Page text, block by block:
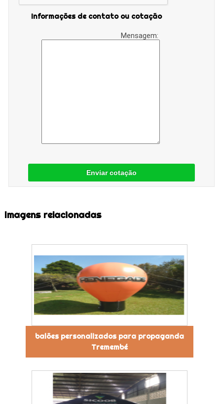
Informações de contato ou cotação
Mensagem:
Enviar cotação
Imagens relacionadas
balões personalizados para propaganda
Tremembé